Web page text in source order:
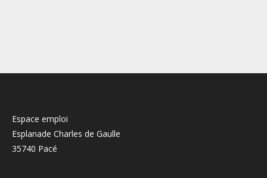
Espace emploi
Esplanade Charles de Gaulle
35740 Pacé